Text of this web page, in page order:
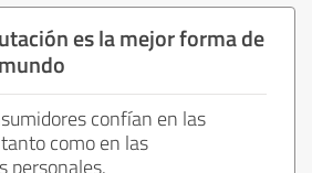
es la mejor forma de
confían en las
como en las
personales.